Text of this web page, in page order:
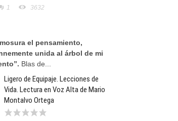
1 3632
el pensamiento,
unida al árbol de mi
Blas de...
Ligero de Equipaje. Lecciones de
Vida. Lectura en Voz Alta de Mario
Montalvo Ortega